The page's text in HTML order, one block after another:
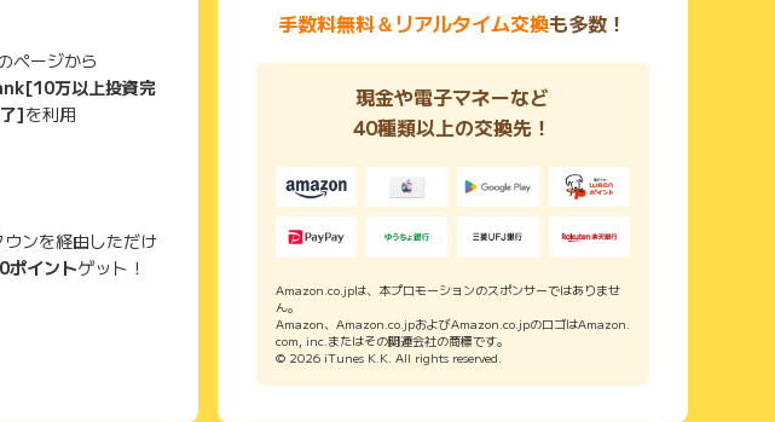
ページから
万以上投資完
了]を利用
ンを経由しただけ
イントゲット！
手数料無料＆リアルタイム交換も多数！
現金や電子マネーなど
40種類以上の交換先！
Amazon.co.jpは、本プロモーションのスポンサーではありませ
ん。
Amazon、Amazon.co.jpおよびAmazon.co.jpのロゴはAmazon.
com, inc.またはその関連会社の商標です。
© 2026 iTunes K.K. All rights reserved.